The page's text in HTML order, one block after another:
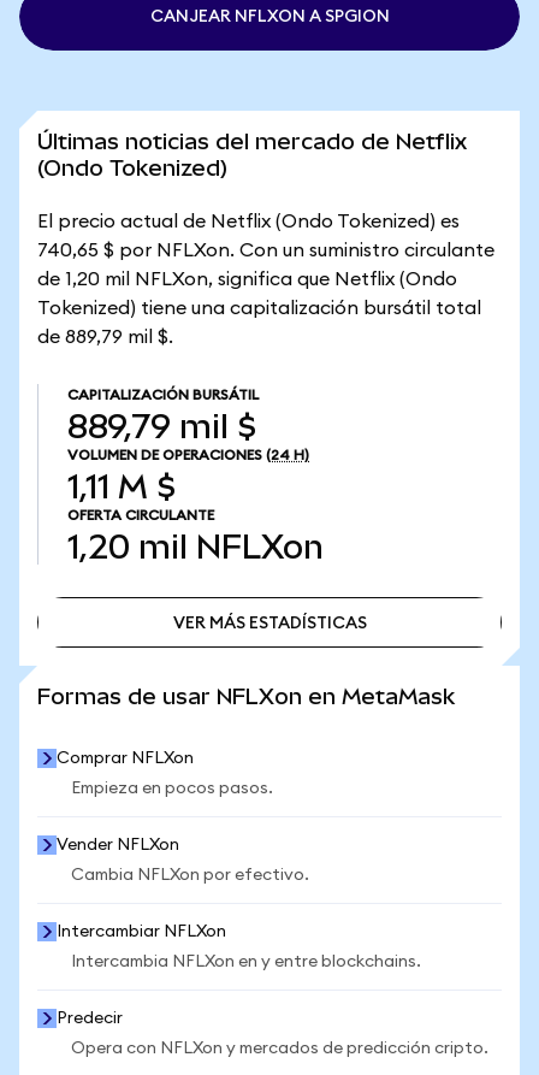
CANJEAR NFLXON A SPGION
Últimas noticias del mercado de Netflix
(Ondo Tokenized)
El precio actual de Netflix (Ondo Tokenized) es
740,65 $ por NFLXon. Con un suministro circulante
de 1,20 mil NFLXon, significa que Netflix (Ondo
Tokenized) tiene una capitalización bursátil total
de 889,79 mil $.
CAPITALIZACIÓN BURSÁTIL
889,79 mil $
VOLUMEN DE OPERACIONES (24 H)
1,11 M $
OFERTA CIRCULANTE
1,20 mil NFLXon
VER MÁS ESTADÍSTICAS
Formas de usar NFLXon en MetaMask
Comprar NFLXon
Empieza en pocos pasos.
Vender NFLXon
Cambia NFLXon por efectivo.
Intercambiar NFLXon
Intercambia NFLXon en y entre blockchains.
Predecir
Opera con NFLXon y mercados de predicción cripto.